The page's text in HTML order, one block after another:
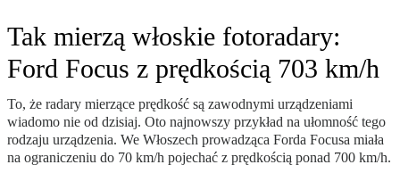
Tak mierzą włoskie fotoradary:
Ford Focus z prędkością 703 km/h
To, że radary mierzące prędkość są zawodnymi urządzeniami
wiadomo nie od dzisiaj. Oto najnowszy przykład na ułomność tego
rodzaju urządzenia. We Włoszech prowadząca Forda Focusa miała
na ograniczeniu do 70 km/h pojechać z prędkością ponad 700 km/h.